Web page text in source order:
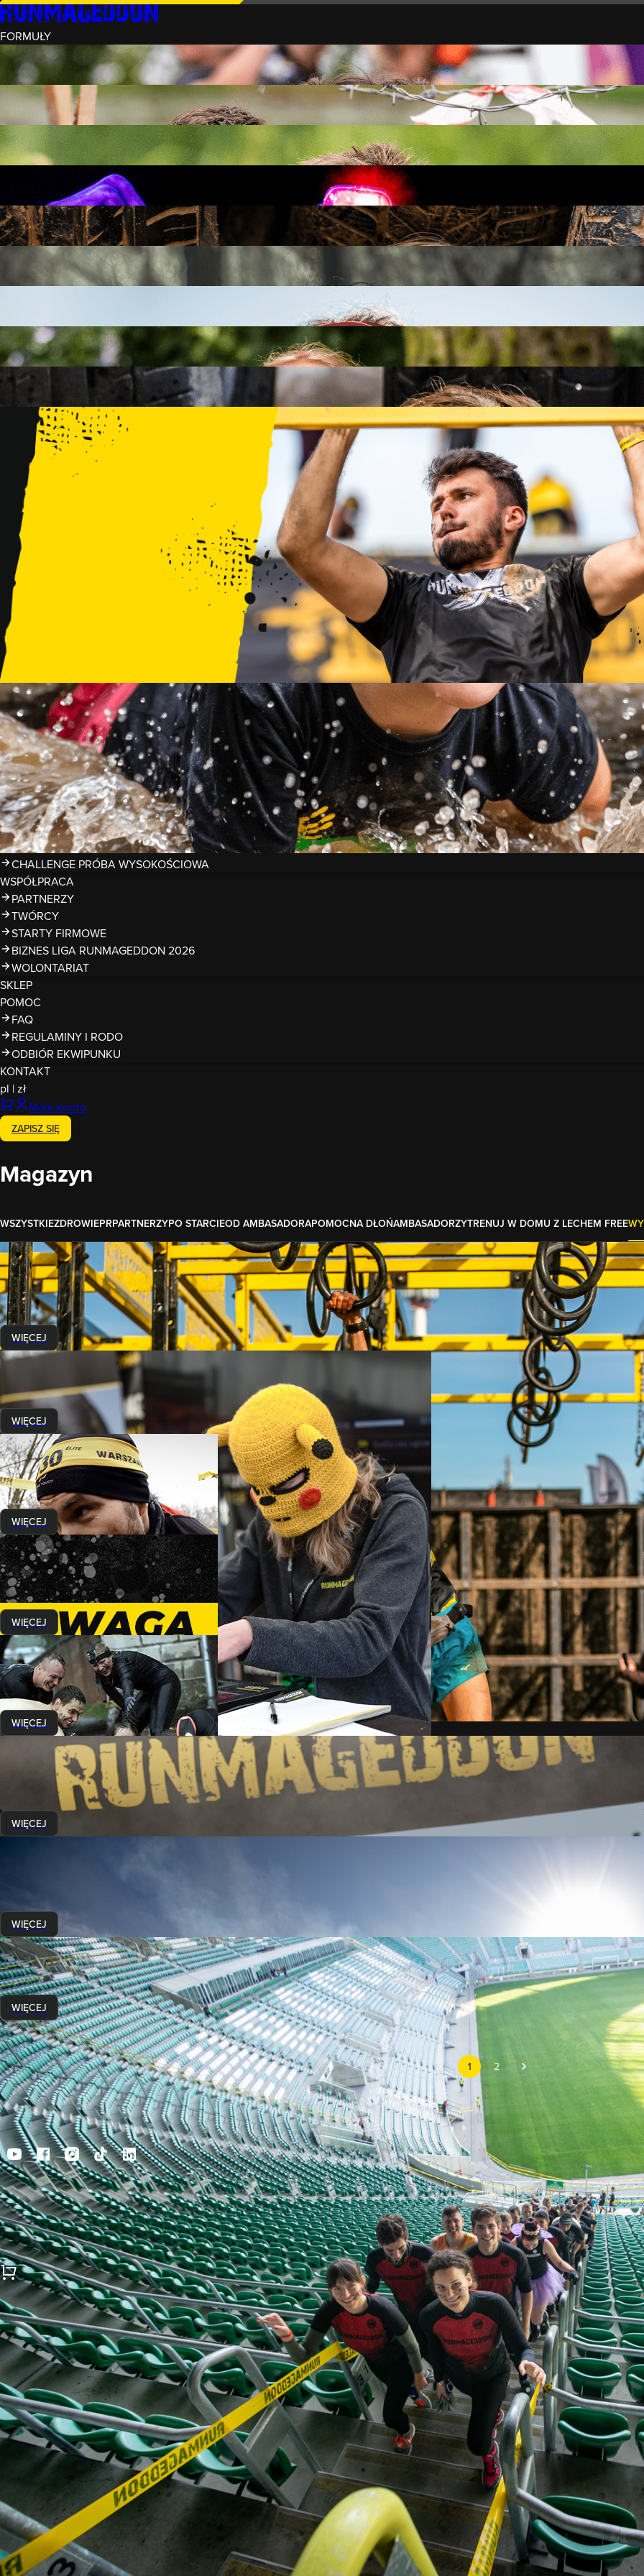
FORMUŁY
INTRO (¼)
15 PRZESZKÓD
3 KM+
REKRUT (½)
30 PRZESZKÓD
RUNMAGEDDON
50 PRZESZKÓD
12 KM+
NOCNY REKRUT (½)
30 PRZESZKÓD
6 KM+
INTRO U-16
15 PRZESZKÓD
3 KM+
RUNMAGEDDON HARDCORE
70 PRZESZKÓD
21 KM+
FAMILY
15 PRZESZKÓD
2 KM+
KIDS
15 PRZESZKÓD
1 KM+
TRENINGI
WYDARZENIA
RUNMAGEDDON LUBLIN ZALEW ZEMBORZYCKI 22/23.08.2026
RUNMAGEDDON ERGO ARENA GDAŃSK/SOPOT 12/13.09.2026
RUNMAGEDDON KIDS: DEMO WARSZAWA 24/26.09.2026
RUNMAGEDDON WROCŁAW KOPALNIA ROLANTOWICE 26/27.09.2026
RUNMAGEDDON WARSZAWA TWIERDZA MODLIN 10/11.10.2026
RUNMAGEDDON JURAPARK BAŁTÓW 24/25.10.2026
RUNMAGEDDON HALLOWEEN WARSZAWA 31.10.2026
TRENINGI
VOUCHERY
DLA ZAWODNIKÓW
ZDJĘCIA
KALENDARZ 2026
WYNIKI
LIGA RUNMAGEDDON 2026
SUPERLIGA RUNMAGEDDON 2026
SUPERLIGA RMG KIDS 2026
KWALIFIKACJE DO MISTRZOSTW EUROPY I ŚWIATA OCR
TROFEA
LEGENDY RUNMAGEDDON
MAGAZYN
CHALLENGE PRÓBA WYSOKOŚCIOWA
WSPÓŁPRACA
PARTNERZY
TWÓRCY
STARTY FIRMOWE
BIZNES LIGA RUNMAGEDDON 2026
WOLONTARIAT
SKLEP
POMOC
FAQ
REGULAMINY I RODO
ODBIÓR EKWIPUNKU
KONTAKT
pl |zł
Moje konto
ZAPISZ SIĘ
Magazyn
WSZYSTKIEZDROWIEPRPARTNERZYPO STARCIEOD AMBASADORAPOMOCNA DŁOŃAMBASADORZYTRENUJ W DOMU Z LECHEM FREE
Wydarzenia
Superliga RMG 2022 - podsumowanie
3 listopada 2022
Sezon 2022dobiegł do końca a tym samym rozstrzygnęło się tegoroczne starcie zawodników ligi Elite, która w tym
WIĘCEJ
Wydarzenia
Nowe zasady eventów
12 czerwca 2020
WIĘCEJ
Wydarzenia
Przedstawiamy Low Rig by Runmageddon!
30 marca 2020
Jesteście ciekawi jak będzie prezentowała się ta wysoka na ok 2m konstrukcja?
WIĘCEJ
Wydarzenia
Oświadczenie
25 marca 2020
Zgodnie z obietnicą wracamy do Was z kolejnymi informacjami
WIĘCEJ
Wydarzenia
Waszym głosem spełniamy marzenia z Fundacją Mam Marzenie!
23 marca 2020
Waszym głosem spełniamy marzenia
WIĘCEJ
Wydarzenia
Mamy dla Was nowy Challenge!
4 marca 2020
Uczestnicy spróbują swoich sił na trasie Elite, lecz na innych zasadach.
WIĘCEJ
Ponad dwa miesiące temu pokonaliście ostatnie kilometry sezonu 2019...
WIĘCEJ
Wydarzenia
Wracamy na Stadion Wrocław!
23 grudnia 2019
WIĘCEJ
1 2
DLA ZAWODNIKÓW RANKINGI LIGOWE
Copyright Runmageddon 2015-2025
Home
Konto
Koszyk
Menu